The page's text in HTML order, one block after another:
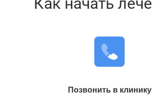
Позвонить в клинику